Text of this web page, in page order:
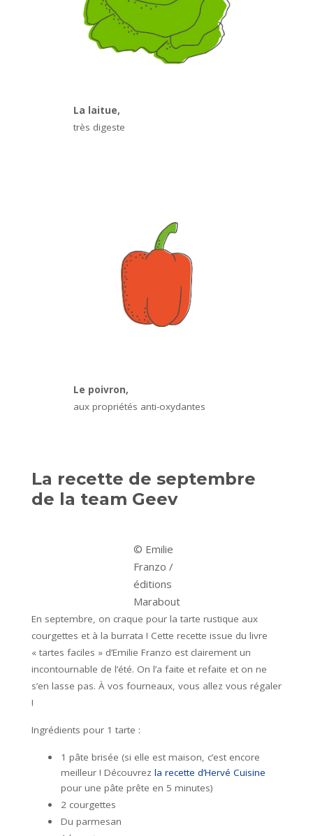
La laitue,
très digeste
Le poivron,
aux propriétés anti-oxydantes
La recette de septembre
de la team Geev
© Emilie
Franzo /
éditions
Marabout
En septembre, on craque pour la tarte rustique aux
courgettes et à la burrata ! Cette recette issue du livre
« tartes faciles » d’Emilie Franzo est clairement un
incontournable de l’été. On l’a faite et refaite et on ne
s’en lasse pas. À vos fourneaux, vous allez vous régaler
!
Ingrédients pour 1 tarte :
1 pâte brisée (si elle est maison, c’est encore
meilleur ! Découvrez la recette d’Hervé Cuisine
pour une pâte prête en 5 minutes)
2 courgettes
Du parmesan